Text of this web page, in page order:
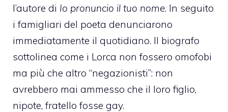
l’autore di Io pronuncio il tuo nome. In seguito
i famigliari del poeta denunciarono
immediatamente il quotidiano. Il biografo
sottolinea come i Lorca non fossero omofobi
ma più che altro “negazionisti”: non
avrebbero mai ammesso che il loro figlio,
nipote, fratello fosse gay.